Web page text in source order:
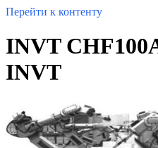
Перейти к контенту
INVT
INVT